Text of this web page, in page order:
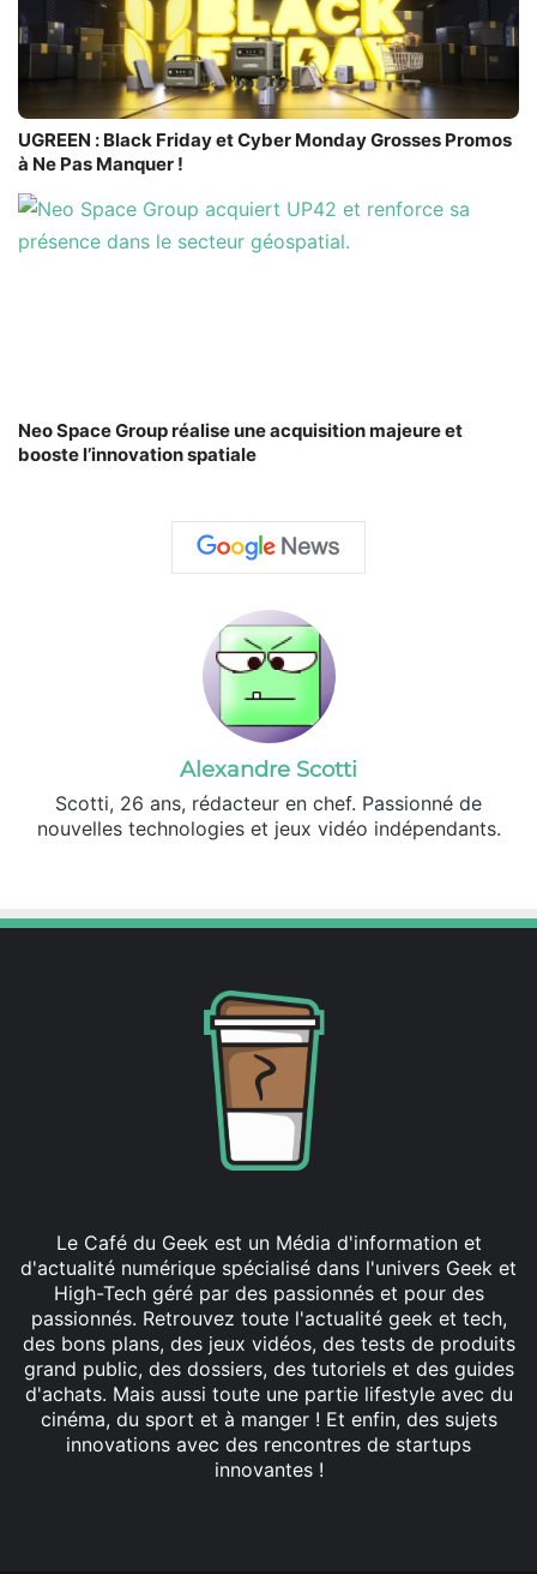
UGREEN : Black Friday et Cyber Monday Grosses Promos
à Ne Pas Manquer !
Neo Space Group réalise une acquisition majeure et
booste l’innovation spatiale
Alexandre Scotti
Scotti, 26 ans, rédacteur en chef. Passionné de
nouvelles technologies et jeux vidéo indépendants.
Le Café du Geek est un Média d'information et
d'actualité numérique spécialisé dans l'univers Geek et
High-Tech géré par des passionnés et pour des
passionnés. Retrouvez toute l'actualité geek et tech,
des bons plans, des jeux vidéos, des tests de produits
grand public, des dossiers, des tutoriels et des guides
d'achats. Mais aussi toute une partie lifestyle avec du
cinéma, du sport et à manger ! Et enfin, des sujets
innovations avec des rencontres de startups
innovantes !